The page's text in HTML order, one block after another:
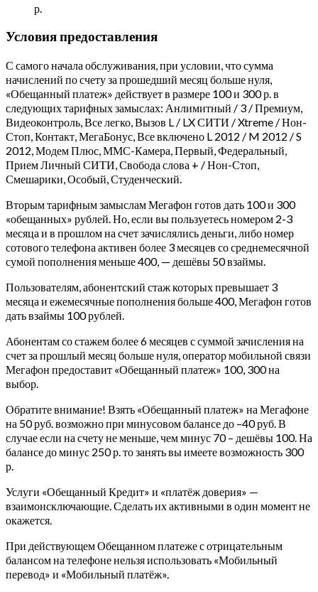
р.
Условия предоставления
С самого начала обслуживания, при условии, что сумма
начислений по счету за прошедший месяц больше нуля,
«Обещанный платеж» действует в размере 100 и 300 р. в
следующих тарифных замыслах: Анлимитный / 3 / Премиум,
Видеоконтроль, Все легко, Вызов L / LX СИТИ / Xtreme / Нон-
Стоп, Контакт, МегаБонус, Все включено L 2012 / M 2012 / S
2012, Модем Плюс, ММС-Камера, Первый, Федеральный,
Прием Личный СИТИ, Свобода слова + / Нон-Стоп,
Смешарики, Особый, Студенческий.
Вторым тарифным замыслам Мегафон готов дать 100 и 300
«обещанных» рублей. Но, если вы пользуетесь номером 2-3
месяца и в прошлом на счет зачислялись деньги, либо номер
сотового телефона активен более 3 месяцев со среднемесячной
сумой пополнения меньше 400, — дешёвы 50 взаймы.
Пользователям, абонентский стаж которых превышает 3
месяца и ежемесячные пополнения больше 400, Мегафон готов
дать взаймы 100 рублей.
Абонентам со стажем более 6 месяцев с суммой зачисления на
счет за прошлый месяц больше нуля, оператор мобильной связи
Мегафон предоставит «Обещанный платеж» 100, 300 на
выбор.
Обратите внимание! Взять «Обещанный платеж» на Мегафоне
на 50 руб. возможно при минусовом балансе до –40 руб. В
случае если на счету не меньше, чем минус 70 – дешёвы 100. На
балансе до минус 250 р. то занять вы имеете возможность 300
р.
Услуги «Обещанный Кредит» и «платёж доверия» —
взаимоисключающие. Сделать их активными в один момент не
окажется.
При действующем Обещанном платеже с отрицательным
балансом на телефоне нельзя использовать «Мобильный
перевод» и «Мобильный платёж».